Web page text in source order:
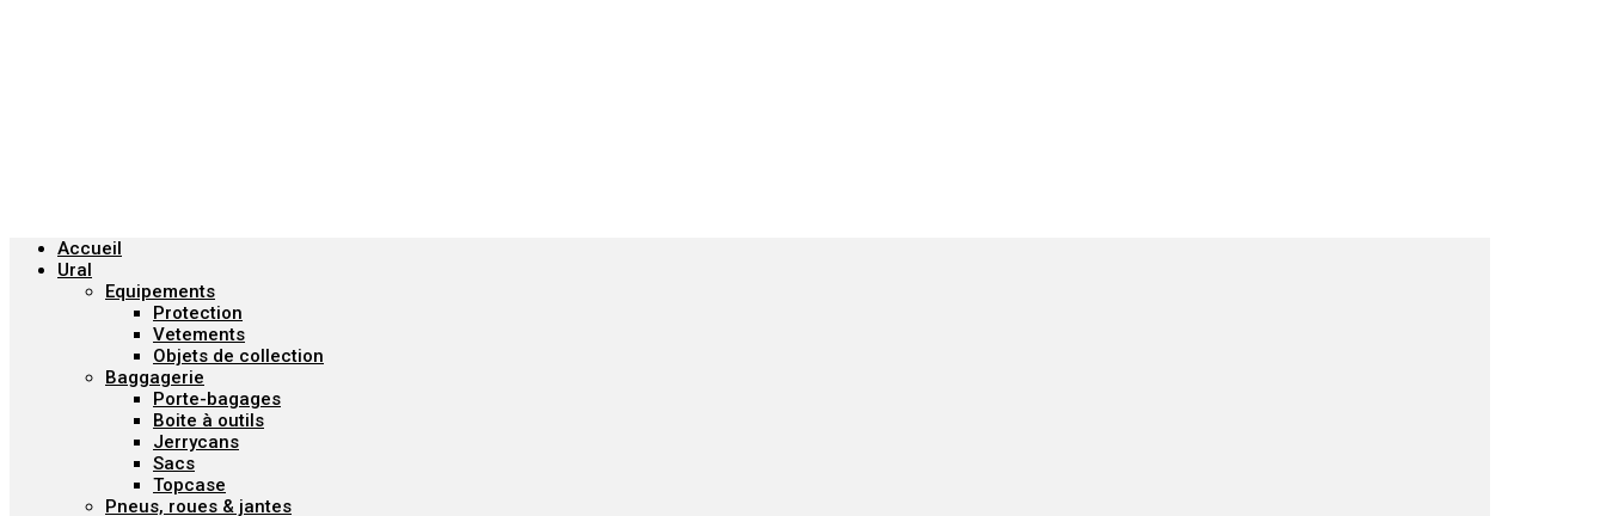
Accueil
Ural
Equipements
Protection
Vetements
Objets de collection
Baggagerie
Porte-bagages
Boite à outils
Jerrycans
Sacs
Topcase
Pneus, roues & jantes